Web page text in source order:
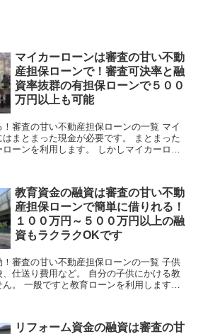
マイカーローンは審査の甘い不動
産担保ローンで！審査可決率と融
資率抜群の有担保ローンで５００
万円以上も可能
審査の甘い不動産担保ローンの一覧 マイ
まとまった現金が必要です。 まとまった
ーンを利用します。 しかしマイカーロー
教育資金の融資は審査の甘い不動
産担保ローンで簡単に借りれる！
１００万円～５００万円以上の融
資もラクラクOKです
審査の甘い不動産担保ローンの一覧 子供
仕送り費用など。 自分の子供にかける教
。 一般ですと教育ローンを利用します
リフォーム資金の融資は審査の甘